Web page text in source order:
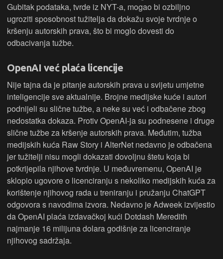
Gubitak podataka, tvrde iz NYT-a, mogao bi ozbiljno
ugroziti sposobnost tužitelja da dokažu svoje tvrdnje o
kršenju autorskih prava, što bi moglo dovesti do
odbacivanja tužbe.
OpenAI već plaća licencije
Nije tajna da je pitanje autorskih prava u svijetu umjetne
inteligencije sve aktualnije. Brojne medijske kuće i autori
podnijeli su slične tužbe, a neke su već i odbačene zbog
nedostatka dokaza. Protiv OpenAI-ja su podnesene i druge
slične tužbe za kršenje autorskih prava. Međutim, tužba
medijskih kuća Raw Story i AlterNet nedavno je odbačena
jer tužitelji nisu mogli dokazati dovoljnu štetu koja bi
potkrijepila njihove tvrdnje. U međuvremenu, OpenAI je
sklopio ugovore o licenciranju s nekoliko medijskih kuća za
korištenje njihovog rada u treniranju i pružanju ChatGPT
odgovora s navodima izvora. Nedavno je Adweek izvijestio
da OpenAI plaća izdavačkoj kući Dotdash Meredith
najmanje 16 milijuna dolara godišnje za licenciranje
njihovog sadržaja.